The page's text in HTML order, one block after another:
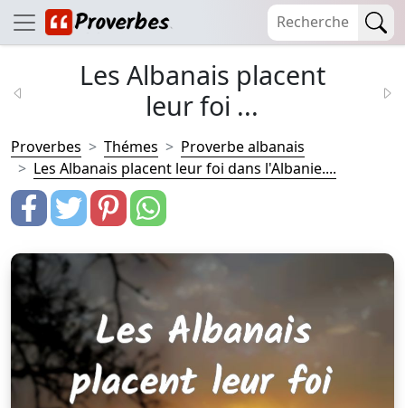
Les Albanais placent
leur foi ...
Proverbes Thémes
Proverbe albanais
Les Albanais placent leur foi dans l'Albanie....